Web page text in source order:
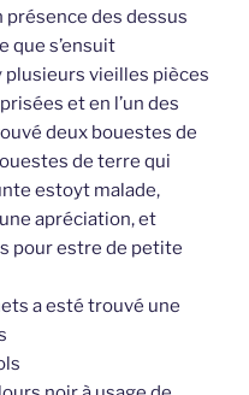
des dessus
que s’ensuit
plusieurs vieilles pièces
et en l’un des
deux bouestes de
de terre qui
estoyt malade,
apréciation, et
pour estre de petite
a esté trouvé une